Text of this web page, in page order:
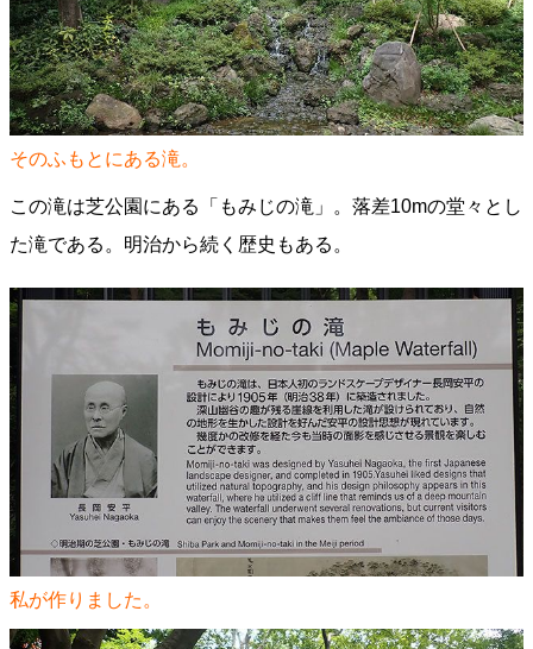
そのふもとにある滝。
この滝は芝公園にある「もみじの滝」。落差10mの堂々とし
た滝である。明治から続く歴史もある。
私が作りました。